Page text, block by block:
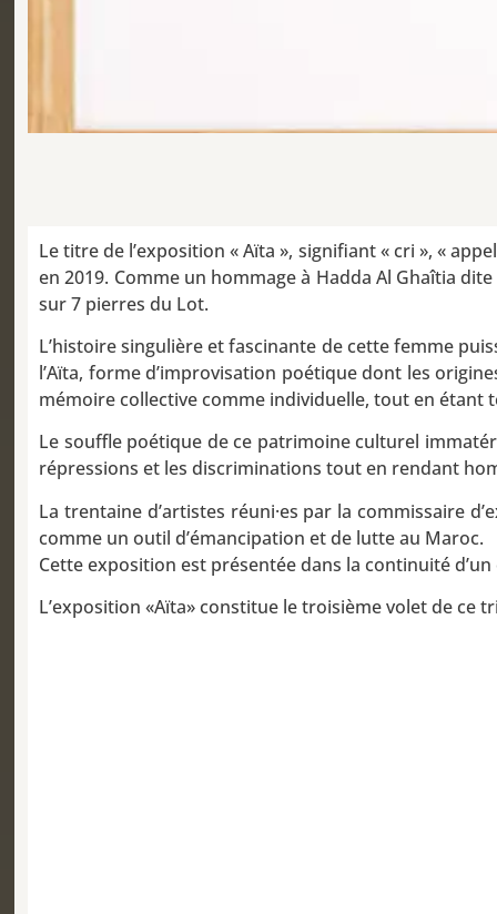
Le titre de l’exposition « Aïta », signifiant « cri », «
en 2019. Comme un hommage à Hadda Al Ghaîtia
sur 7 pierres du Lot.
L’histoire singulière et fascinante de cette femme
l’Aïta, forme d’improvisation poétique dont les
mémoire collective comme individuelle, tout en étant
Le souffle poétique de ce patrimoine culturel
répressions et les discriminations tout en rendant
La trentaine d’artistes réuni·es par la commissaire
comme un outil d’émancipation et de lutte au Maroc.
Cette exposition est présentée dans la continuité
L’exposition «Aïta» constitue le troisième volet de ce